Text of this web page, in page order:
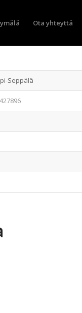
Ota yhteyttä
Seppälä